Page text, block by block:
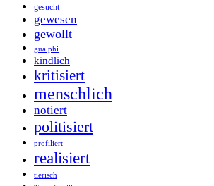
gesucht
gewesen
gewollt
gualphi
kindlich
kritisiert
menschlich
notiert
politisiert
profiliert
realisiert
tierisch